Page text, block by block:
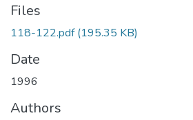
Files
118-122.pdf(195.35 KB)
Date
1996
Authors